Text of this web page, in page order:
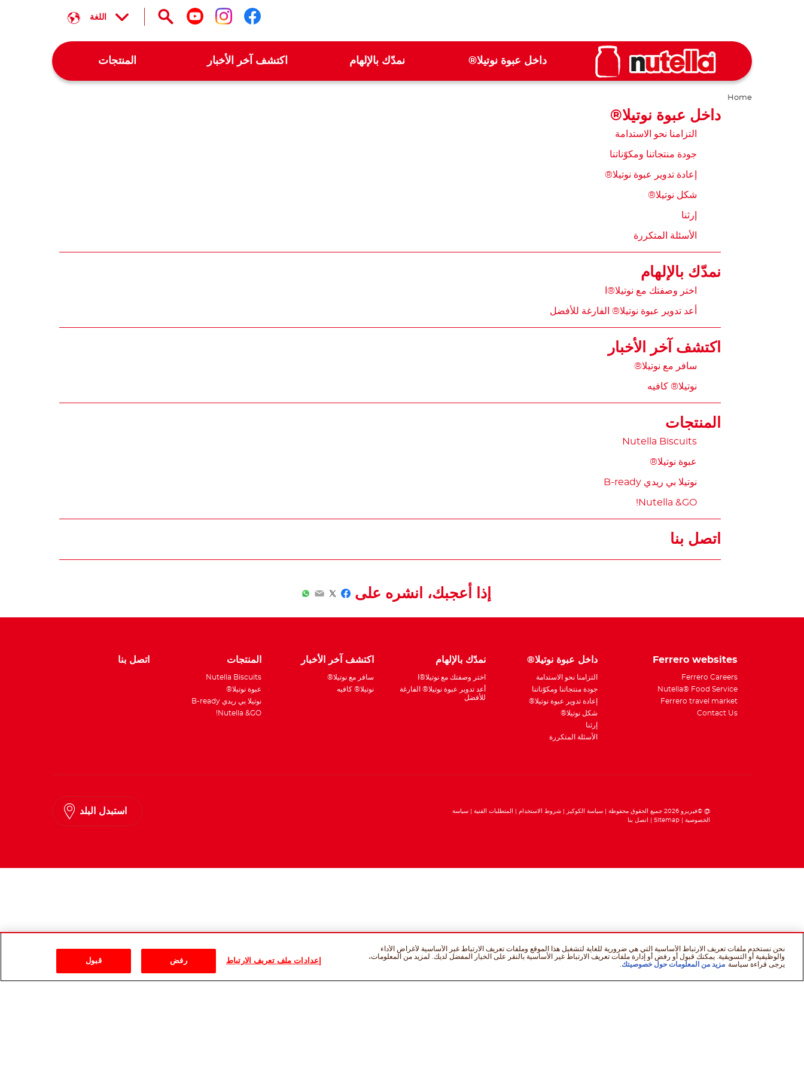
تابعنا على facebook
تابعنا على instagram
تابعنا على youtube
اللغة
داخل عبوة نوتيلا® نمدّك بالإلهام اكتشف آخر الأخبار المنتجات
Home
داخل عبوة نوتيلا®
التزامنا نحو الاستدامة
جودة منتجاتنا ومكوّناتنا
إعادة تدوير عبوة نوتيلا®
شكل نوتيلا®
إرثنا
الأسئلة المتكررة
نمدّك بالإلهام
اختر وصفتك مع نوتيلا®ا
أعد تدوير عبوة نوتيلا® الفارغة للأفضل
اكتشف آخر الأخبار
سافر مع نوتيلا®
نوتيلا® كافيه
المنتجات
Nutella Biscuits
عبوة نوتيلا®
نوتيلا بي ريدي B-ready
Nutella &GO!
اتصل بنا
إذا أعجبك، انشره على Facebook
Twitter
Email
WhatsApp
Ferrero websites
Ferrero Careers
Nutella® Food Service
Ferrero travel market
Contact Us
داخل عبوة نوتيلا®
التزامنا نحو الاستدامة
جودة منتجاتنا ومكوّناتنا
إعادة تدوير عبوة نوتيلا®
شكل نوتيلا®
إرثنا
الأسئلة المتكررة
نمدّك بالإلهام
اختر وصفتك مع نوتيلا®ا
أعد تدوير عبوة نوتيلا® الفارغة
للأفضل
اكتشف آخر الأخبار
سافر مع نوتيلا®
نوتيلا® كافيه
المنتجات
Nutella Biscuits
عبوة نوتيلا®
نوتيلا بي ريدي B-ready
Nutella &GO!
اتصل بنا
استبدل البلد @ ©فيريرو 2026 جميع الحقوق محفوظة سياسة الكوكيز شروط الاستخدام المتطلبات الفنية
سياسة
الخصوصية
Sitemap اتصل بنا
نحن نستخدم ملفات تعريف الارتباط الأساسية التي هي ضرورية للغاية لتشغيل هذا الموقع وملفات تعريف الارتباط غير الأساسية لأغراض الأداء
والوظيفية أو التسويقية. يمكنك قبول أو رفض أو إدارة ملفات تعريف الارتباط غير الأساسية بالنقر على الخيار المفضل لديك. لمزيد من المعلومات،
يرجى قراءة سياسة مزيد من المعلومات حول خصوصيتك إعدادات ملف تعريف الارتباط رفض قبول